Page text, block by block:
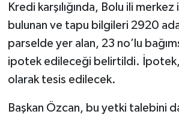
Kredi karşılığında, Bolu ili
bulunan ve tapu bilgileri 2920
parselde yer alan, 23 no’lu
ipotek edileceği belirtildi.
olarak tesis edilecek.
Başkan Özcan, bu yetki talebini